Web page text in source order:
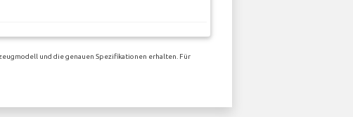
und die genauen Spezifikationen erhalten. Für